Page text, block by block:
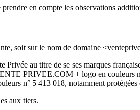
en compte les observations
soit sur le nom de domaine
Privée au titre de se ses marques
PRIVEE.COM + logo en
n° 5 413 018, notamment protégées
aux tiers.